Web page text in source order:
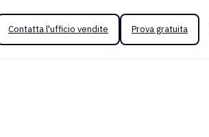
Contatta l'ufficio vendite Prova gratuita